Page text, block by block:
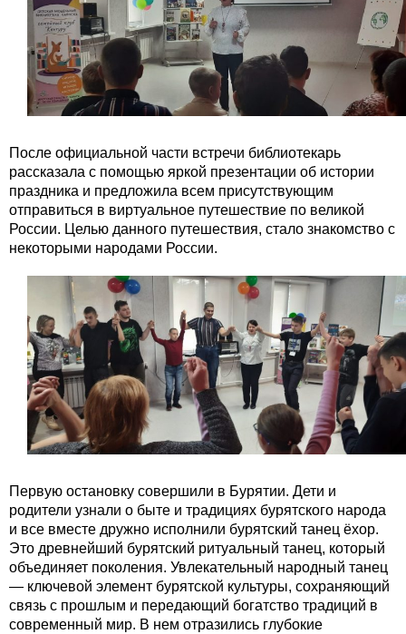
После официальной части встречи библиотекарь
рассказала с помощью яркой презентации об истории
праздника и предложила всем присутствующим
отправиться в виртуальное путешествие по великой
России. Целью данного путешествия, стало знакомство с
некоторыми народами России.
Первую остановку совершили в Бурятии. Дети и
родители узнали о быте и традициях бурятского народа
и все вместе дружно исполнили бурятский танец ёхор.
Это древнейший бурятский ритуальный танец, который
объединяет поколения. Увлекательный народный танец
— ключевой элемент бурятской культуры, сохраняющий
связь с прошлым и передающий богатство традиций в
современный мир. В нем отразились глубокие